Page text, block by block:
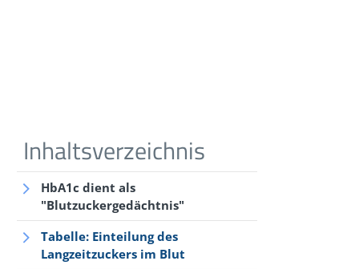
HbA1c dient als
"Blutzuckergedächtnis"
Tabelle: Einteilung des
Langzeitzuckers im Blut